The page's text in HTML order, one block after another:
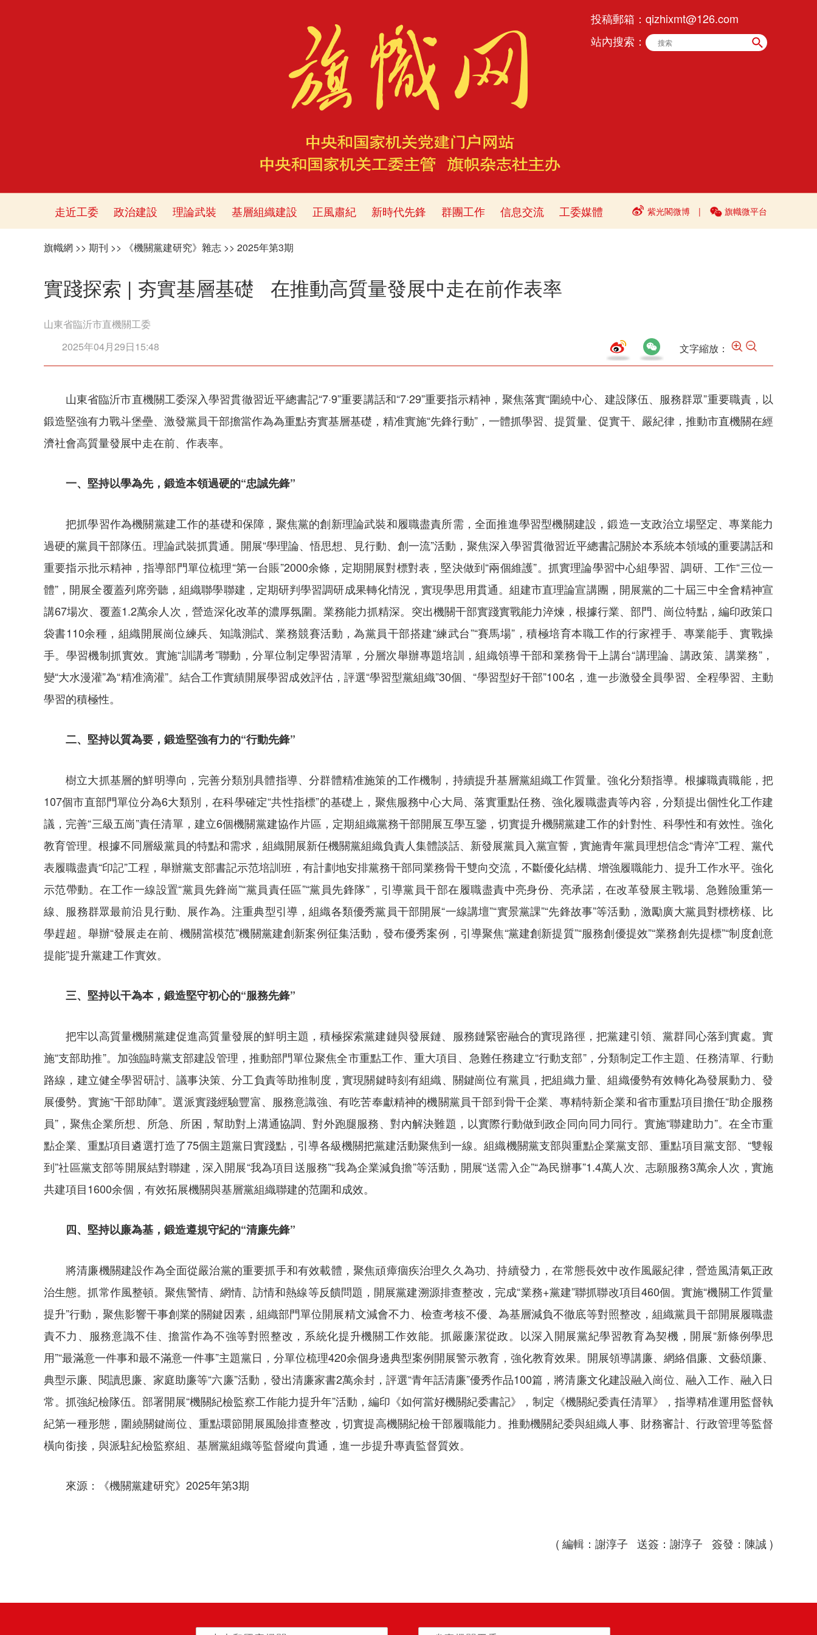
投稿郵箱： qizhixmt@126.com
站內搜索：
走近工委 政治建設 理論武裝 基層組織建設 正風肅紀 新時代先鋒 群團工作 信息交流 工委媒體 紫光閣微博 | 旗幟微平台
旗幟網 >> 期刊 >> 《機關黨建研究》雜志 >> 2025年第3期
實踐探索 | 夯實基層基礎 在推動高質量發展中走在前作表率
山東省臨沂市直機關工委
2025年04月29日15:48
文字縮放：
山東省臨沂市直機關工委深入學習貫徹習近平總書記“7·9”重要講話和“7·29”重要指示精神，聚焦落實“圍繞中心、建設隊伍、服務群眾”重要職責，以
鍛造堅強有力戰斗堡壘、激發黨員干部擔當作為為重點夯實基層基礎，精准實施“先鋒行動”，一體抓學習、提質量、促實干、嚴紀律，推動市直機關在經
濟社會高質量發展中走在前、作表率。
一、堅持以學為先，鍛造本領過硬的“忠誠先鋒”
把抓學習作為機關黨建工作的基礎和保障，聚焦黨的創新理論武裝和履職盡責所需，全面推進學習型機關建設，鍛造一支政治立場堅定、專業能力
過硬的黨員干部隊伍。理論武裝抓貫通。開展“學理論、悟思想、見行動、創一流”活動，聚焦深入學習貫徹習近平總書記關於本系統本領域的重要講話和
重要指示批示精神，指導部門單位梳理“第一台賬”2000余條，定期開展對標對表，堅決做到“兩個維護”。抓實理論學習中心組學習、調研、工作“三位一
體”，開展全覆蓋列席旁聽，組織聯學聯建，定期研判學習調研成果轉化情況，實現學思用貫通。組建市直理論宣講團，開展黨的二十屆三中全會精神宣
講67場次、覆蓋1.2萬余人次，營造深化改革的濃厚氛圍。業務能力抓精深。突出機關干部實踐實戰能力淬煉，根據行業、部門、崗位特點，編印政策口
袋書110余種，組織開展崗位練兵、知識測試、業務競賽活動，為黨員干部搭建“練武台”“賽馬場”，積極培育本職工作的行家裡手、專業能手、實戰操
手。學習機制抓實效。實施“訓講考”聯動，分單位制定學習清單，分層次舉辦專題培訓，組織領導干部和業務骨干上講台“講理論、講政策、講業務”，
變“大水漫灌”為“精准滴灌”。結合工作實績開展學習成效評估，評選“學習型黨組織”30個、“學習型好干部”100名，進一步激發全員學習、全程學習、主動
學習的積極性。
二、堅持以質為要，鍛造堅強有力的“行動先鋒”
樹立大抓基層的鮮明導向，完善分類別具體指導、分群體精准施策的工作機制，持續提升基層黨組織工作質量。強化分類指導。根據職責職能，把
107個市直部門單位分為6大類別，在科學確定“共性指標”的基礎上，聚焦服務中心大局、落實重點任務、強化履職盡責等內容，分類提出個性化工作建
議，完善“三級五崗”責任清單，建立6個機關黨建協作片區，定期組織黨務干部開展互學互鑒，切實提升機關黨建工作的針對性、科學性和有效性。強化
教育管理。根據不同層級黨員的特點和需求，組織開展新任機關黨組織負責人集體談話、新發展黨員入黨宣誓，實施青年黨員理想信念“青淬”工程、黨代
表履職盡責“印記”工程，舉辦黨支部書記示范培訓班，有計劃地安排黨務干部同業務骨干雙向交流，不斷優化結構、增強履職能力、提升工作水平。強化
示范帶動。在工作一線設置“黨員先鋒崗”“黨員責任區”“黨員先鋒隊”，引導黨員干部在履職盡責中亮身份、亮承諾，在改革發展主戰場、急難險重第一
線、服務群眾最前沿見行動、展作為。注重典型引導，組織各類優秀黨員干部開展“一線講壇”“實景黨課”“先鋒故事”等活動，激勵廣大黨員對標榜樣、比
學趕超。舉辦“發展走在前、機關當模范”機關黨建創新案例征集活動，發布優秀案例，引導聚焦“黨建創新提質”“服務創優提效”“業務創先提標”“制度創意
提能”提升黨建工作實效。
三、堅持以干為本，鍛造堅守初心的“服務先鋒”
把牢以高質量機關黨建促進高質量發展的鮮明主題，積極探索黨建鏈與發展鏈、服務鏈緊密融合的實現路徑，把黨建引領、黨群同心落到實處。實
施“支部助推”。加強臨時黨支部建設管理，推動部門單位聚焦全市重點工作、重大項目、急難任務建立“行動支部”，分類制定工作主題、任務清單、行動
路線，建立健全學習研討、議事決策、分工負責等助推制度，實現關鍵時刻有組織、關鍵崗位有黨員，把組織力量、組織優勢有效轉化為發展動力、發
展優勢。實施“干部助陣”。選派實踐經驗豐富、服務意識強、有吃苦奉獻精神的機關黨員干部到骨干企業、專精特新企業和省市重點項目擔任“助企服務
員”，聚焦企業所想、所急、所困，幫助對上溝通協調、對外跑腿服務、對內解決難題，以實際行動做到政企同向同力同行。實施“聯建助力”。在全市重
點企業、重點項目遴選打造了75個主題黨日實踐點，引導各級機關把黨建活動聚焦到一線。組織機關黨支部與重點企業黨支部、重點項目黨支部、“雙報
到”社區黨支部等開展結對聯建，深入開展“我為項目送服務”“我為企業減負擔”等活動，開展“送需入企”“為民辦事”1.4萬人次、志願服務3萬余人次，實施
共建項目1600余個，有效拓展機關與基層黨組織聯建的范圍和成效。
四、堅持以廉為基，鍛造遵規守紀的“清廉先鋒”
將清廉機關建設作為全面從嚴治黨的重要抓手和有效載體，聚焦頑瘴痼疾治理久久為功、持續發力，在常態長效中改作風嚴紀律，營造風清氣正政
治生態。抓常作風整頓。聚焦警情、網情、訪情和熱線等反饋問題，開展黨建溯源排查整改，完成“業務+黨建”聯抓聯改項目460個。實施“機關工作質量
提升”行動，聚焦影響干事創業的關鍵因素，組織部門單位開展精文減會不力、檢查考核不優、為基層減負不徹底等對照整改，組織黨員干部開展履職盡
責不力、服務意識不佳、擔當作為不強等對照整改，系統化提升機關工作效能。抓嚴廉潔從政。以深入開展黨紀學習教育為契機，開展“新條例學思
用”“最滿意一件事和最不滿意一件事”主題黨日，分單位梳理420余個身邊典型案例開展警示教育，強化教育效果。開展領導講廉、網絡倡廉、文藝頌廉、
典型示廉、閱讀思廉、家庭助廉等“六廉”活動，發出清廉家書2萬余封，評選“青年話清廉”優秀作品100篇，將清廉文化建設融入崗位、融入工作、融入日
常。抓強紀檢隊伍。部署開展“機關紀檢監察工作能力提升年”活動，編印《如何當好機關紀委書記》，制定《機關紀委責任清單》，指導‌精准運用監督執
紀第一種形態‌，圍繞關鍵崗位、重點環節開展風險排查整改，切實提高機關紀檢干部履職能力。推動機關紀委與組織人事、財務審計、行政管理等監督
橫向銜接，與派駐紀檢監察組、基層黨組織等監督縱向貫通，進一步提升專責監督質效。
來源：《機關黨建研究》2025年第3期
( 編輯：謝淳子 送簽：謝淳子 簽發：陳誠 )